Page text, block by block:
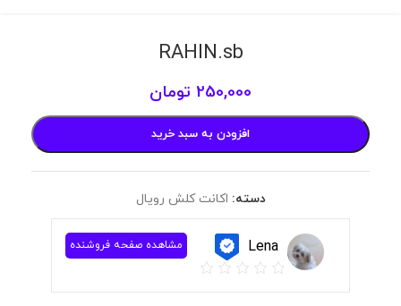
RAHIN.sb
250,000 تومان
افزودن به سبد خرید
دسته: اکانت کلش رویال
Lena مشاهده صفحه فروشنده